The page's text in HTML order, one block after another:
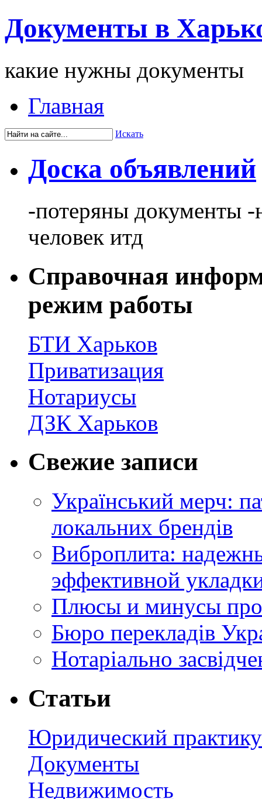
Документы в
какие нужны документы
Главная
Искать
Доска объявлений
-потеряны документы
человек итд
Справочная
режим работы
БТИ Харьков
Приватизация
Нотариусы
ДЗК Харьков
Свежие записи
Український мерч:
локальних брендів
Виброплита:
эффективной
Плюсы и минусы
Бюро перекладів
Нотаріально
Статьи
Юридический
Документы
Недвижимость